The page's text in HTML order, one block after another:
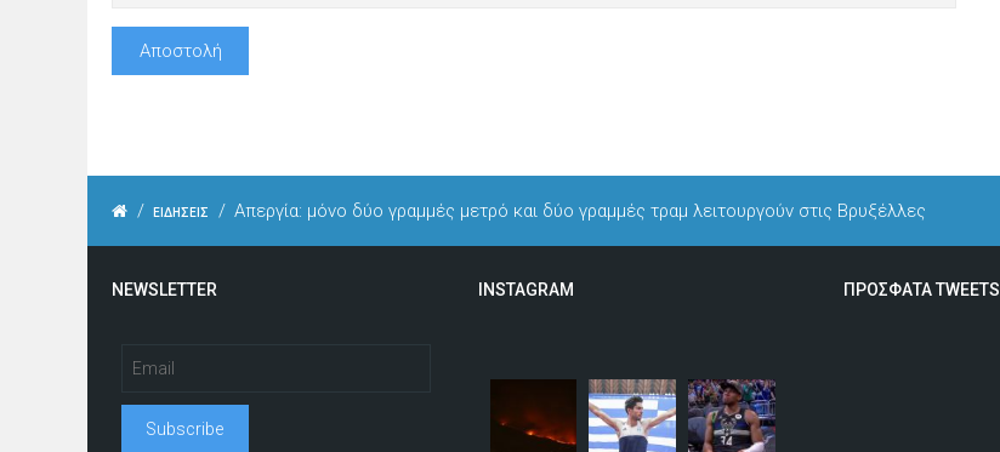
/ ΕΙΔΗΣΕΙΣ / Απεργία: μόνο δύο γραμμές μετρό και δύο γραμμές τραμ λειτουργούν στις Βρυξέλλες
NEWSLETTER INSTAGRAM ΠΡΟΣΦΑΤΑ TWEETS